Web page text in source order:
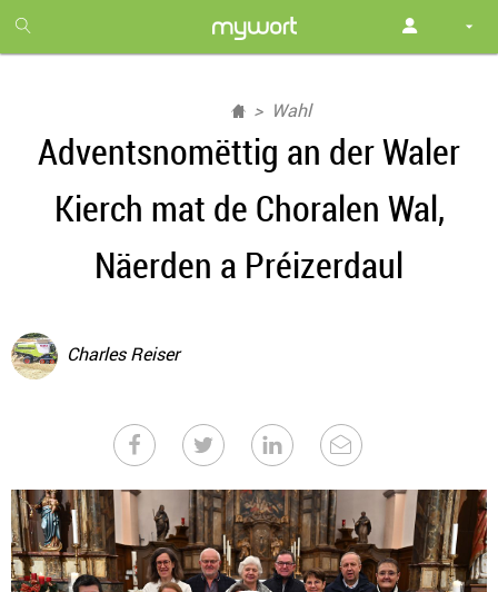
month
free
Wahl
Adventsnomëttig an der Waler
Kierch mat de Choralen Wal,
Näerden a Préizerdaul
Charles Reiser